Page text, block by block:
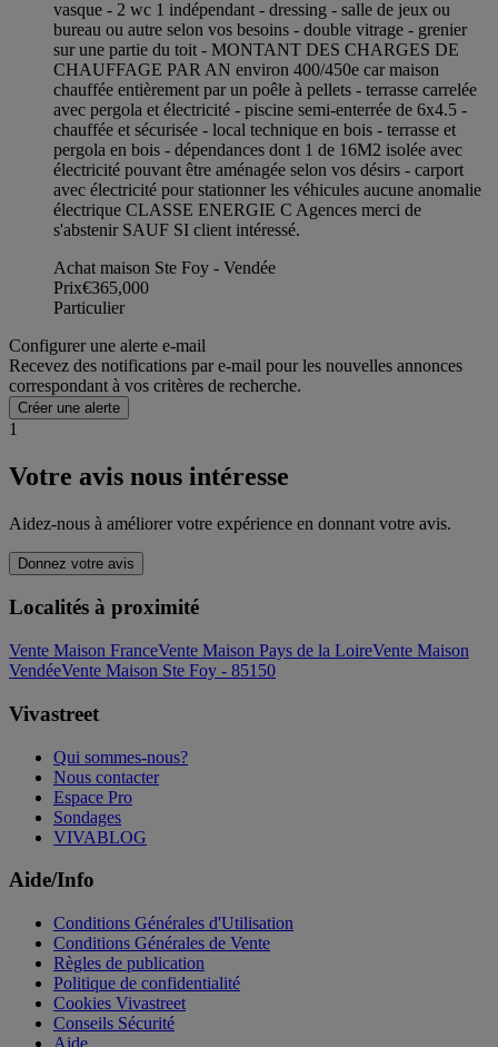
vasque - 2 wc 1 indépendant - dressing - salle de jeux ou
bureau ou autre selon vos besoins - double vitrage - grenier
sur une partie du toit - MONTANT DES CHARGES DE
CHAUFFAGE PAR AN environ 400/450e car maison
chauffée entièrement par un poêle à pellets - terrasse carrelée
avec pergola et électricité - piscine semi-enterrée de 6x4.5 -
chauffée et sécurisée - local technique en bois - terrasse et
pergola en bois - dépendances dont 1 de 16M2 isolée avec
électricité pouvant être aménagée selon vos désirs - carport
avec électricité pour stationner les véhicules aucune anomalie
électrique CLASSE ENERGIE C Agences merci de
s'abstenir SAUF SI client intéressé.
Achat maison Ste Foy - Vendée
Prix€365,000
Particulier
Configurer une alerte e-mail
Recevez des notifications par e-mail pour les nouvelles annonces
correspondant à vos critères de recherche.
Créer une alerte
1
Votre avis nous intéresse
Aidez-nous à améliorer votre expérience en donnant votre avis.
Donnez votre avis
Localités à proximité
Vente Maison FranceVente Maison Pays de la LoireVente Maison
VendéeVente Maison Ste Foy - 85150
Vivastreet
Qui sommes-nous?
Nous contacter
Espace Pro
Sondages
VIVABLOG
Aide/Info
Conditions Générales d'Utilisation
Conditions Générales de Vente
Règles de publication
Politique de confidentialité
Cookies Vivastreet
Conseils Sécurité
Aide